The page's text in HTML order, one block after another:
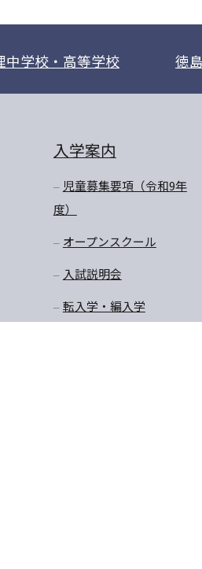
中学校・高等学校 徳
入学案内
児童募集要項（令和9年
度）
オープンスクール
入試説明会
転入学・編入学